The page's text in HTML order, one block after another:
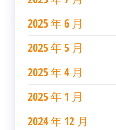
2025 年 6 月
2025 年 5 月
2025 年 4 月
2025 年 1 月
2024 年 12 月